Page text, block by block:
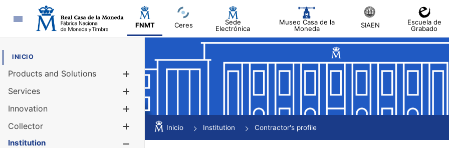
Navigation
FNMT Ceres
Sede
Electrónica
Museo Casa de la
Moneda
SIAEN
Escuela de
Grabado
INICIO
Products and Solutions
Services
Innovation
Collector
Show/Hide
Institution
Inicio Institution Contractor's profile